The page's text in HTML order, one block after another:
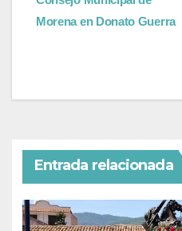
Morena en Donato Guerra
Entrada relacionada